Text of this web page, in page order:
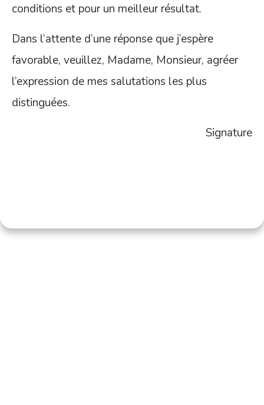
conditions et pour un meilleur résultat.
Dans l’attente d’une réponse que j’espère
favorable, veuillez, Madame, Monsieur, agréer
l’expression de mes salutations les plus
distinguées.
Signature